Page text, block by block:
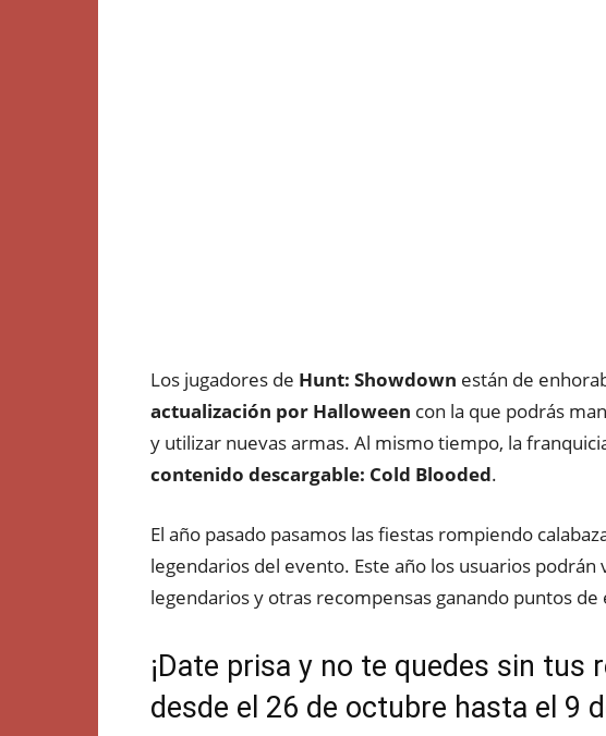
Los jugadores de Hunt: Showdown están de
actualización por Halloween con la que podrás
y utilizar nuevas armas. Al mismo tiempo, la
contenido descargable: Cold Blooded.
El año pasado pasamos las fiestas rompiendo
legendarios del evento. Este año los usuarios
legendarios y otras recompensas ganando puntos de
¡Date prisa y no te quedes sin tus
desde el 26 de octubre hasta el 9